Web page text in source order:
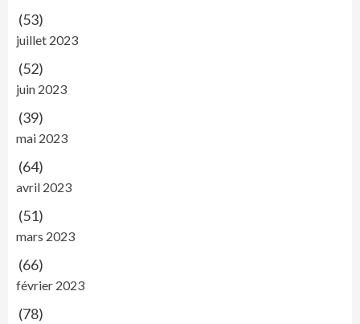
(53)
juillet 2023
(52)
juin 2023
(39)
mai 2023
(64)
avril 2023
(51)
mars 2023
(66)
février 2023
(78)